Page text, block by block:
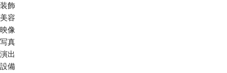
装飾
美容
映像
写真
演出
設備